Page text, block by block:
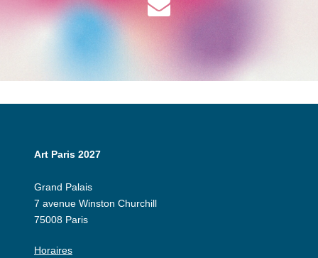
Art Paris 2027
Grand Palais
7 avenue Winston Churchill
75008 Paris
Horaires